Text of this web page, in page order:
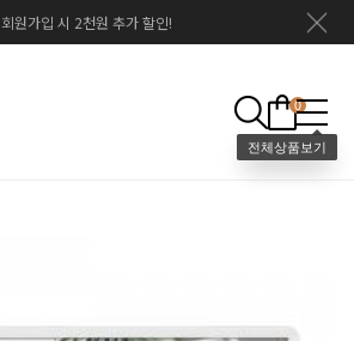
회원가입 시 2천원 추가 할인!
0